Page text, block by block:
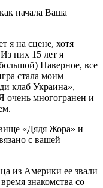
начала Ваша
я на сцене, хотя
них 15 лет я
Наверное, все
стала моим
клаб Украина»,
очень многогранен и
«Дядя Жора» и
с вашей
из Америки ее звали
знакомства со